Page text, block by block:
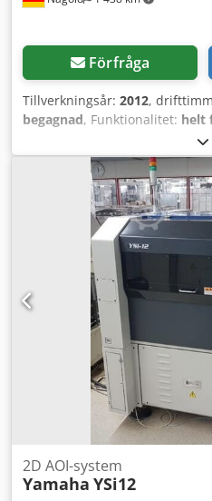
Förfråga
Tillverkningsår: 2012,
begagnad, Funktionalitet: helt
fullt fungerande Credpfx
2D AOI-system
Yamaha YSi12